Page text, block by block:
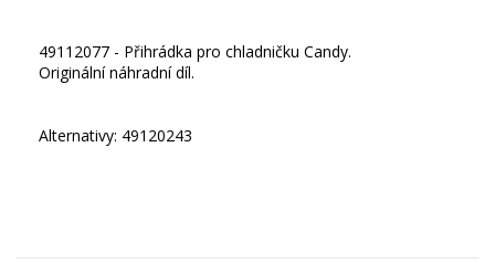
49112077 - Přihrádka pro chladničku Candy.
Originální náhradní díl.
Alternativy: 49120243